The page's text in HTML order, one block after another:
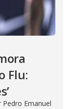
Flu:
Emanuel